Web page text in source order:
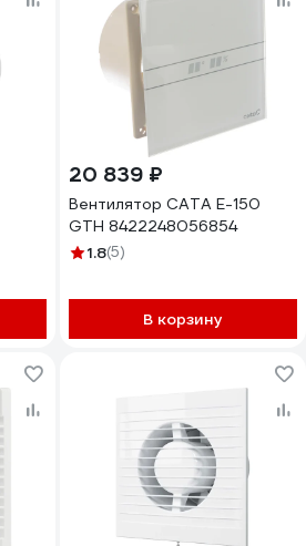
20 839 ₽
Вентилятор CATA E-150
GTH 8422248056854
1.8(5)
В корзину